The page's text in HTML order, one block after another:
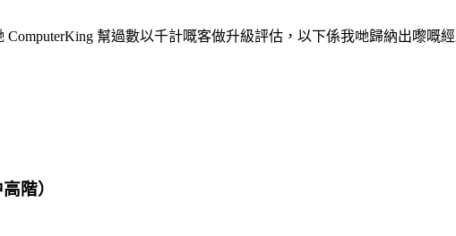
幫過數以千計嘅客做升級評估，以下係我哋歸納出嚟嘅經
階）